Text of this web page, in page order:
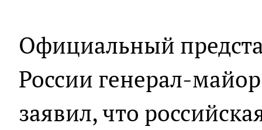
Официальный
России генерал-
заявил, что